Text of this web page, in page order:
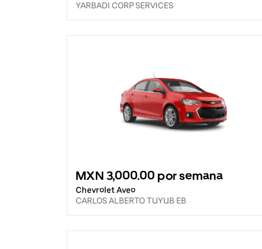
YARBADI CORP SERVICES
MXN 3,000.00 por semana
Chevrolet Aveo
CARLOS ALBERTO TUYUB EB